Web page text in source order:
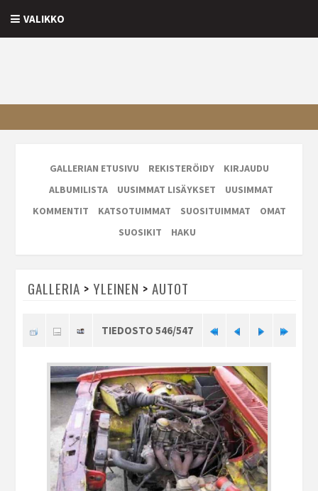
VALIKKO
GALLERIAN ETUSIVU REKISTERÖIDY
KIRJAUDU
ALBUMILISTA
UUSIMMAT LISÄYKSET
UUSIMMAT
KOMMENTIT
KATSOTUIMMAT SUOSITUIMMAT
OMAT
SUOSIKIT
HAKU
GALLERIA > YLEINEN > AUTOT
TIEDOSTO 546/547